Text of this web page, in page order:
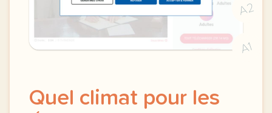
A2
A1
Quel climat pour les